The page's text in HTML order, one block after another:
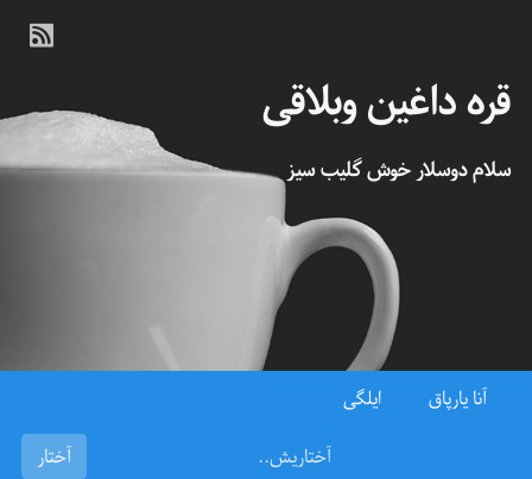
قره داغین وبلاقی
سلام دوسلار خوش گلیب سیز
آنا یارپاق ایلگی